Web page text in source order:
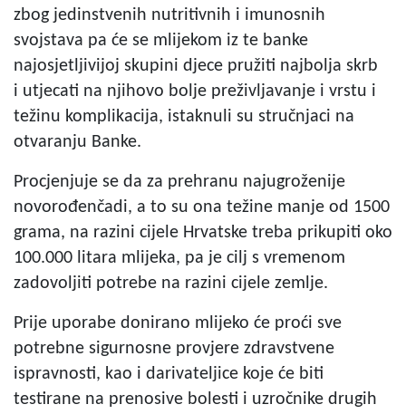
zbog jedinstvenih nutritivnih i imunosnih
svojstava pa će se mlijekom iz te banke
najosjetljivijoj skupini djece pružiti najbolja skrb
i utjecati na njihovo bolje preživljavanje i vrstu i
težinu komplikacija, istaknuli su stručnjaci na
otvaranju Banke.
Procjenjuje se da za prehranu najugroženije
novorođenčadi, a to su ona težine manje od 1500
grama, na razini cijele Hrvatske treba prikupiti oko
100.000 litara mlijeka, pa je cilj s vremenom
zadovoljiti potrebe na razini cijele zemlje.
Prije uporabe donirano mlijeko će proći sve
potrebne sigurnosne provjere zdravstvene
ispravnosti, kao i darivateljice koje će biti
testirane na prenosive bolesti i uzročnike drugih